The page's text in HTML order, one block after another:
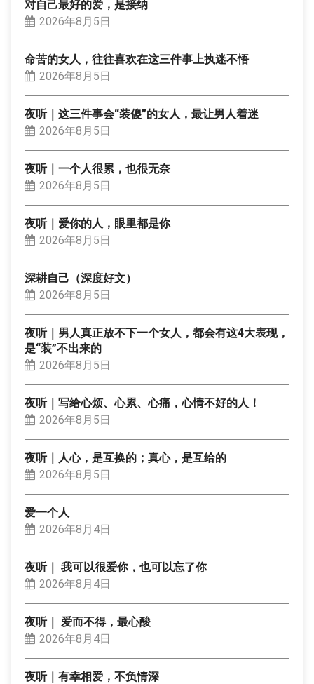
对自己最好的爱，是接纳
2026年8月5日
命苦的女人，往往喜欢在这三件事上执迷不悟
2026年8月5日
夜听｜这三件事会“装傻”的女人，最让男人着迷
2026年8月5日
夜听｜一个人很累，也很无奈
2026年8月5日
夜听｜爱你的人，眼里都是你
2026年8月5日
深耕自己（深度好文）
2026年8月5日
夜听｜男人真正放不下一个女人，都会有这4大表现，
是“装”不出来的
2026年8月5日
夜听｜写给心烦、心累、心痛，心情不好的人！
2026年8月5日
夜听｜人心，是互换的；真心，是互给的
2026年8月5日
爱一个人
2026年8月4日
夜听｜ 我可以很爱你，也可以忘了你
2026年8月4日
夜听｜ 爱而不得，最心酸
2026年8月4日
夜听｜有幸相爱，不负情深